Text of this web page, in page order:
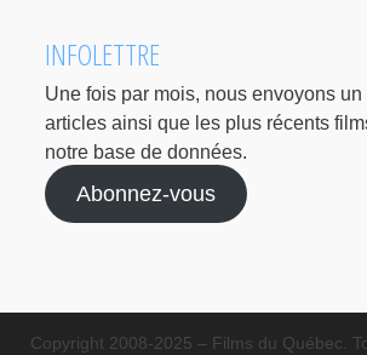
INFOLETTRE
Une fois par mois, nous envoyons
articles ainsi que les plus récents
notre base de données.
Abonnez-vous
Copyright 2008-2025 – Films du Québec.